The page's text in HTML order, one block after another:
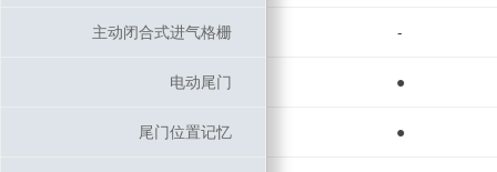
主动闭合式进气格栅 -
电动尾门 ●
尾门位置记忆 ●
主动闭合式进气格栅
电动尾门
尾门位置记忆